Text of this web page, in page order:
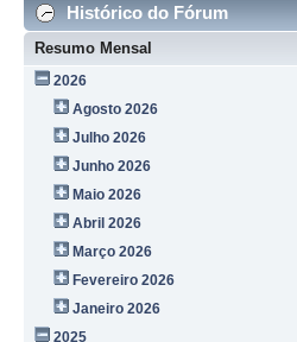
Histórico do Fórum
Resumo Mensal
2026
Agosto 2026
Julho 2026
Junho 2026
Maio 2026
Abril 2026
Março 2026
Fevereiro 2026
Janeiro 2026
2025